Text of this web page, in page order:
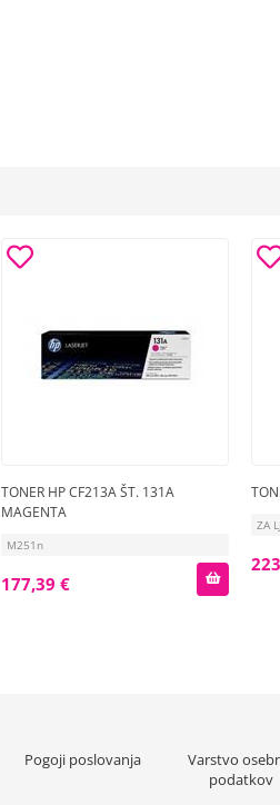
TONER HP CF213A ŠT. 131A
MAGENTA
M251n
177,39 €
ZA
Pogoji poslovanja
Varstvo
podatkov